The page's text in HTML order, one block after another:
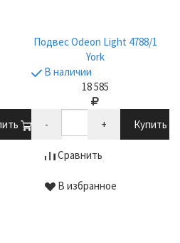
Подвес Odeon Light 4788/1
York
В наличии
18 585
- + Купить
Сравнить
В избранное